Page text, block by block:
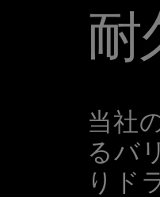
耐
当社
るバ
りド